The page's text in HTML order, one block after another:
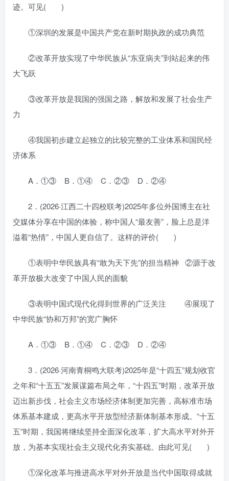
迹。可见( )
①深圳的发展是中国共产党在新时期执政的成功典范
②改革开放实现了中华民族从“东亚病夫”到站起来的伟
大飞跃
③改革开放是我国的强国之路，解放和发展了社会生产
力
④我国初步建立起独立的比较完整的工业体系和国民经
济体系
A．①③ B．①④ C．②③ D．②④
2．(2026·江西二十四校联考)2025年多位外国博主在社
交媒体分享在中国的体验，称中国人“最友善”，脸上总是洋
溢着“热情”，中国人更自信了。这样的评价( )
①表明中华民族具有“敢为天下先”的担当精神 ②源于改
革开放极大改变了中国人民的面貌
③表明中国式现代化得到世界的广泛关注 ④展现了
中华民族“协和万邦”的宽广胸怀
A．①③ B．①④ C．②③ D．②④
3．(2026·河南青桐鸣大联考)2025年是“十四五”规划收官
之年和“十五五”发展谋篇布局之年，“十四五”时期，改革开放
迈出新步伐，社会主义市场经济体制更加完善，高标准市场
体系基本建成，更高水平开放型经济新体制基本形成。“十五
五”时期，我国将继续坚持全面深化改革，扩大高水平对外开
放，为基本实现社会主义现代化夯实基础。由此可见( )
①深化改革与推进高水平对外开放是当代中国取得成就